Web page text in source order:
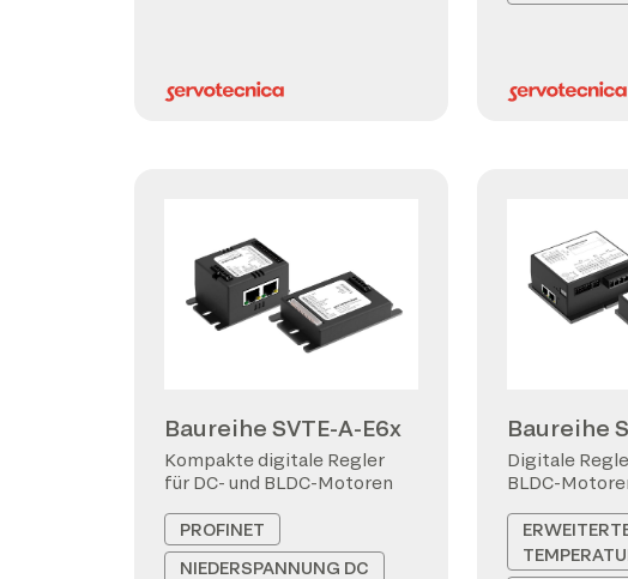
Baureihe SVTE-A-E6x
Kompakte digitale Regler
für DC- und BLDC-Motoren
PROFINET
NIEDERSPANNUNG DC
Baureihe
Digitale
BLDC-